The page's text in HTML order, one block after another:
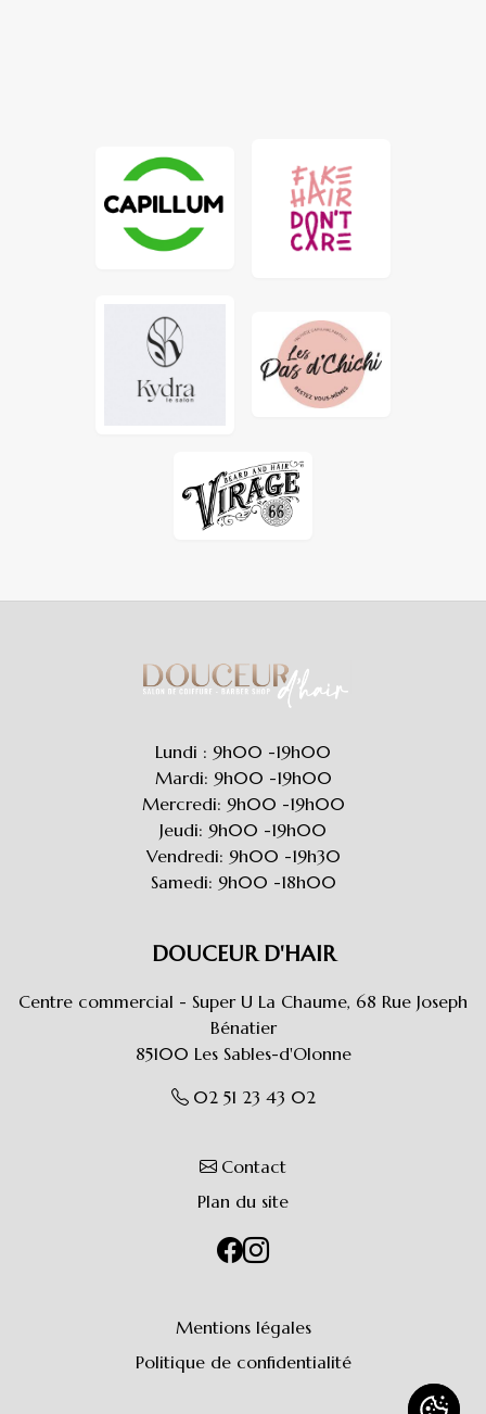
Lundi : 9h00 -19h00
Mardi: 9h00 -19h00
Mercredi: 9h00 -19h00
Jeudi: 9h00 -19h00
Vendredi: 9h00 -19h30
Samedi: 9h00 -18h00
DOUCEUR D'HAIR
Centre commercial - Super U La Chaume, 68 Rue Joseph
Bénatier
85100 Les Sables-d'Olonne
02 51 23 43 02
Contact
Plan du site
Mentions légales
Politique de confidentialité